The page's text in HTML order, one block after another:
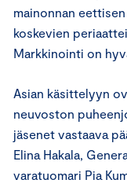
mainonnan
koskevien
Markkinointi on
Asian käsittelyyn
neuvoston
jäsenet vastaava
Elina Hakala,
varatuomari Pia